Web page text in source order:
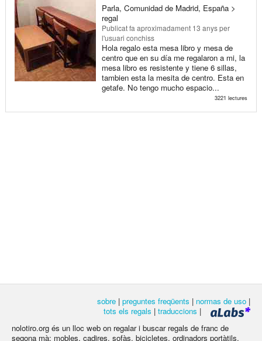
Parla, Comunidad de Madrid, España >
regal
Publicatfa aproximadament 13 anysper
l'usuari conchiss
Hola regalo esta mesa libro y mesa de
centro que en su día me regalaron a mi, la
mesa libro es resistente y tiene 6 sillas,
tambien esta la mesita de centro. Esta en
getafe. No tengo mucho espacio...
3221 lectures
sobre | preguntes freqüents | normas de uso |
tots els regals | traduccions |
nolotiro.org és un lloc web on regalar i buscar regals de franc de
segona mà: mobles, cadires, sofàs, bicicletes, ordinadors portàtils,